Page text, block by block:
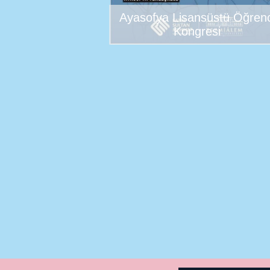
Ayasofya Lisansüstü
Kongresi